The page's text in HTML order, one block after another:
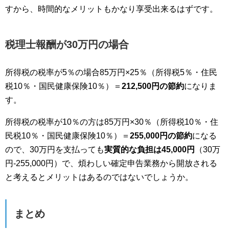
すから、時間的なメリットもかなり享受出来るはずです。
税理士報酬が30万円の場合
所得税の税率が5％の場合85万円×25％（所得税5％・住民
税10％・国民健康保険10％）＝ 212,500円の節約になりま
す。
所得税の税率が10％の方は85万円×30％（所得税10％・住
民税10％・国民健康保険10％）＝ 255,000円の節約になる
ので、30万円を支払っても実質的な負担は45,000円
（30万
円-255,000円）で、煩わしい確定申告業務から開放される
と考えるとメリットはあるのではないでしょうか。
まとめ